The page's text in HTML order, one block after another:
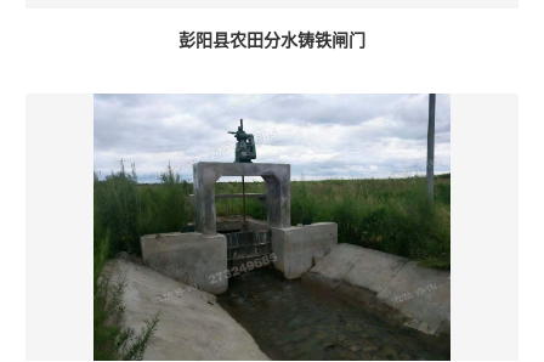
彭阳县农田分水铸铁闸门